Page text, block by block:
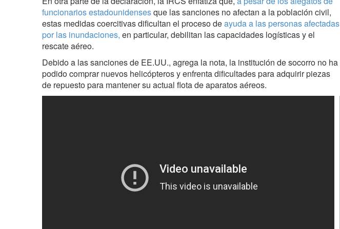
funcionarios estadounidensesque las sanciones no afectan a la población civil,
estas medidas coercitivas dificultan el proceso deayuda a las personas afectadas
por las inundaciones, en particular, debilitan las capacidades logísticas y el
rescate aéreo.
Debido a las sanciones de EE.UU., agrega la nota, la institución de socorro no ha
podido comprar nuevos helicópteros y enfrenta dificultades para adquirir piezas
de repuesto para mantener su actual flota de aparatos aéreos.